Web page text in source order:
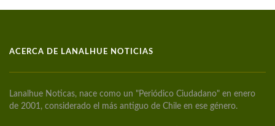
ACERCA DE LANALHUE NOTICIAS
Lanalhue Noticas, nace como un "Periódico Ciudadano" en enero
de 2001, considerado el más antiguo de Chile en ese género.